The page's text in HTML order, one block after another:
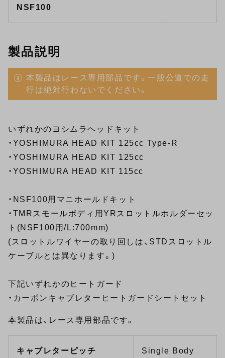
NSF100
製品説明
本製品はレース専用部品です。一般公道での走
行は絶対行わないでください。
いずれかのヨシムラヘッドキット
・ YOSHIMURA HEAD KIT 125cc Type-R
・ YOSHIMURA HEAD KIT 125cc
・ YOSHIMURA HEAD KIT 115cc
・NSF100用マニホールドキット
・TMRスモールボディ用YRスロットルホルダーセッ
ト(NSF100用/L:700mm)
(スロットルワイヤーの取り回しは、STDスロットル
ケーブルとは異なります。)
下記いずれかのヒートガード
・ カーボンキャブレターヒートガードシートセット
本製品は、レース専用部品です。
キャブレターピッチ Single Body